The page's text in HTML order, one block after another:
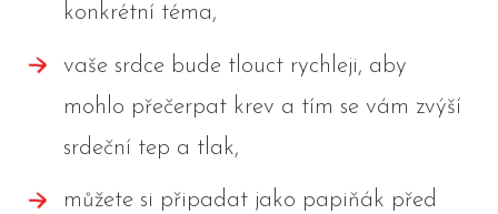
konkrétní téma,
vaše srdce bude tlouct rychleji, aby
mohlo přečerpat krev a tím se vám zvýší
srdeční tep a tlak,
můžete si připadat jako papiňák před